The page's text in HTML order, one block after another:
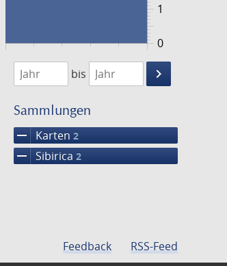
0
1
1779
1780
bis
keyboard_arrow_right
Suche
Sammlungen
remove Karten 2
remove Sibirica 2
Feedback RSS-Feed